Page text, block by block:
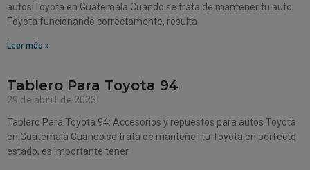
autos Toyota en Guatemala Cuando se trata de mantener tu auto
Toyota funcionando correctamente, resulta
Leer más »
Tablero Para Toyota 94
29 de abril de 2023
Tablero Para Toyota 94: Accesorios y repuestos para autos Toyota
en Guatemala Cuando se trata de mantener tu Toyota en perfecto
estado, es importante tener